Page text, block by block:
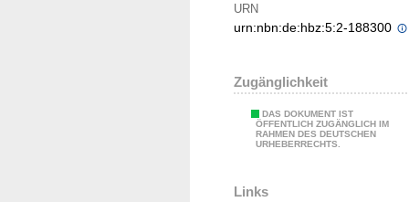
URN
urn:nbn:de:hbz:5:2-188300
Zugänglichkeit
DAS DOKUMENT IST
ÖFFENTLICH ZUGÄNGLICH IM
RAHMEN DES DEUTSCHEN
URHEBERRECHTS.
Links